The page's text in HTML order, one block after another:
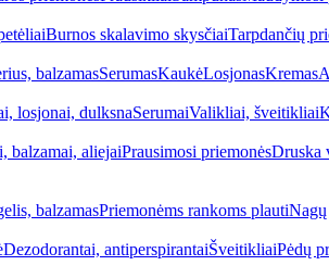
Burnos skalavimo skysčiaiTarpdančių
balzamasSerumasKaukėLosjonasKremas
losjonai, dulksnaSerumaiValikliai, šveitikliai
balzamai, aliejaiPrausimosi priemonėsDruska
balzamasPriemonėms rankoms plauti
Dezodorantai, antiperspirantaiŠveitikliaiPėdų